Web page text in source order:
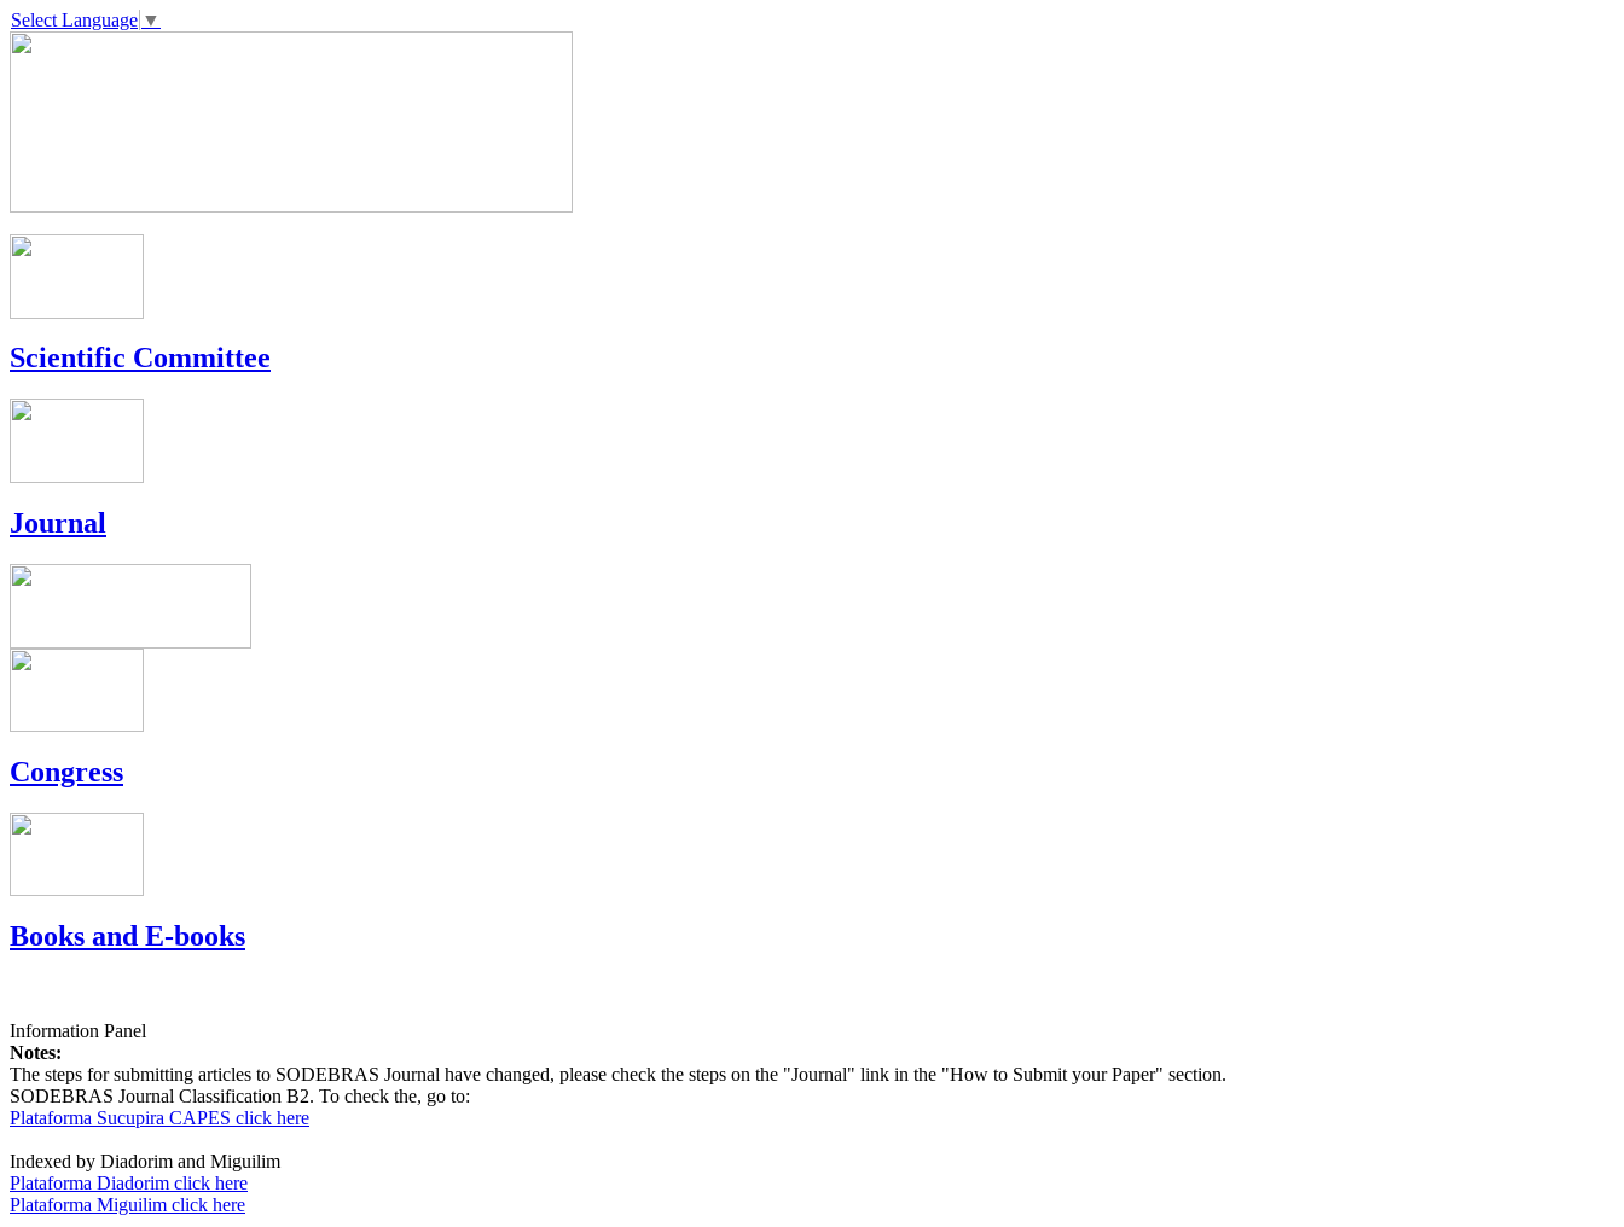
Select Language ▼
Scientific Committee
Journal
Congress
Books and E-books
Information Panel
Notes:
The steps for submitting articles to SODEBRAS Journal have changed, please check the steps on the "Journal" link in the "How to Submit your Paper" section.
SODEBRAS Journal Classification B2. To check the, go to:
Plataforma Sucupira CAPES click here
Indexed by Diadorim and Miguilim
Plataforma Diadorim click here
Plataforma Miguilim click here